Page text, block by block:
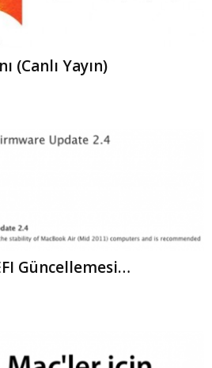
(Canlı Yayın)
Güncellemesi…